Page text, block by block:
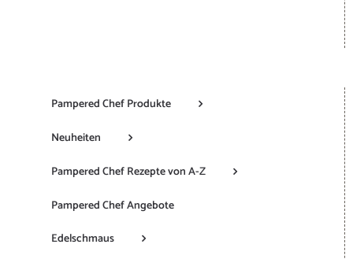
Pampered Chef Produkte
Neuheiten
Pampered Chef Rezepte von A-Z
Pampered Chef Angebote
Edelschmaus